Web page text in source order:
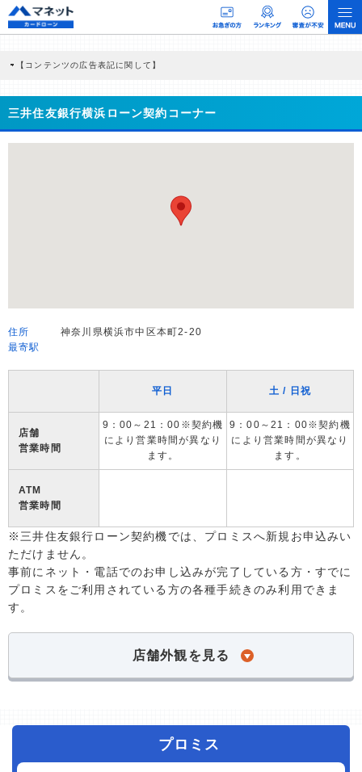
【コンテンツの広告表記に関して】
商品を根拠なくPRするものではなく、当編集部の調査／ユーザーへの口コミ収集な
どに基づき、公平性を担保した情報提供を行っています。
>提携企業一覧
三井住友銀行横浜ローン契約コーナー
住所
神奈川県横浜市中区本町2-20
最寄駅
平日 土 / 日祝
店舗
営業時間
9：00～21：00※契約機
により営業時間が異なり
ます。
9：00～21：00※契約機
により営業時間が異なり
ます。
ATM
営業時間
※三井住友銀行ローン契約機では、プロミスへ新規お申込みい
ただけません。
事前にネット・電話でのお申し込みが完了している方・すでに
プロミスをご利用されている方の各種手続きのみ利用できま
す。
店舗外観を見る
プロミス